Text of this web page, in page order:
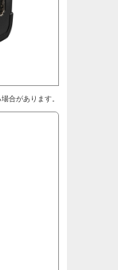
合があります。